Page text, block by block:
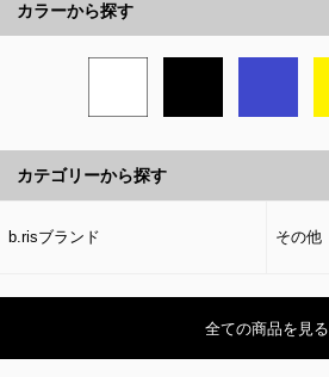
カラーから探す
カテゴリーから探す
b.risブランド その他
全ての商品を見る